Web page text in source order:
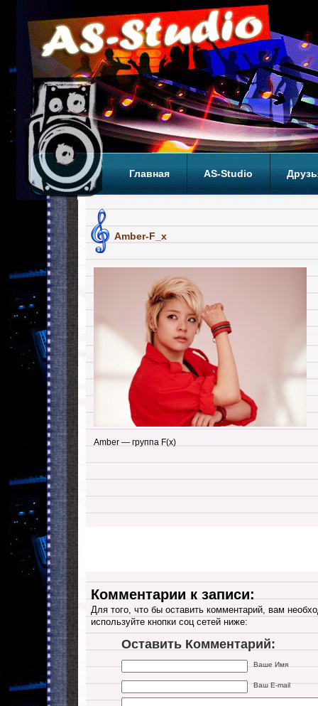
Главная AS-Studio
Amber-F_x
Amber — группа F(x)
Комментарии к записи:
Для того, что бы оставить комментарий, вам
используйте кнопки соц сетей ниже:
Оставить Комментарий:
Ваше Имя
Ваш E-mail